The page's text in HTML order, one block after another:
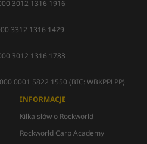
3012 1316 1916
3312 1316 1429
3012 1316 1783
0001 5822 1550 (BIC: WBKPPLPP)
INFORMACJE
Kilka słów o Rockworld
Rockworld Carp Academy